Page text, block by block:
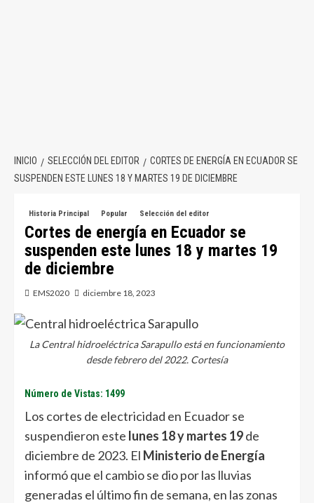
INICIO SELECCIÓN DEL EDITOR
CORTES DE ENERGÍA EN ECUADOR SE
SUSPENDEN ESTE LUNES 18 Y MARTES 19 DE DICIEMBRE
Historia Principal Popular Selección del editor
Cortes de energía en Ecuador se
suspenden este lunes 18 y martes 19
de diciembre
EMS2020 diciembre 18, 2023
La Central hidroeléctrica Sarapullo está en funcionamiento
desde febrero del 2022. Cortesía
Número de Vistas: 1499
Los cortes de electricidad en Ecuador se
suspendieron este lunes 18 y martes 19de
diciembre de 2023. El Ministerio de Energía
informó que el cambio se dio por las lluvias
generadas el último fin de semana, en las zonas